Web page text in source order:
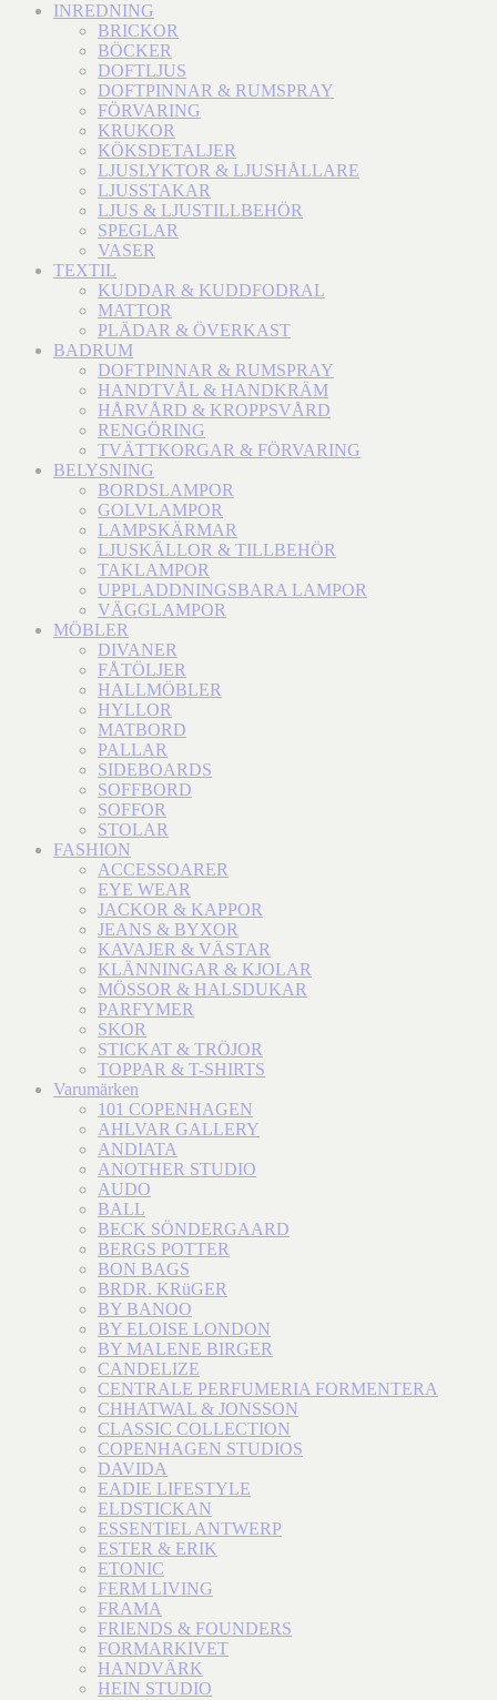
INREDNING
BRICKOR
BÖCKER
DOFTLJUS
DOFTPINNAR & RUMSPRAY
FÖRVARING
KRUKOR
KÖKSDETALJER
LJUSLYKTOR & LJUSHÅLLARE
LJUSSTAKAR
LJUS & LJUSTILLBEHÖR
SPEGLAR
VASER
TEXTIL
KUDDAR & KUDDFODRAL
MATTOR
PLÄDAR & ÖVERKAST
BADRUM
DOFTPINNAR & RUMSPRAY
HANDTVÅL & HANDKRÄM
HÅRVÅRD & KROPPSVÅRD
RENGÖRING
TVÄTTKORGAR & FÖRVARING
BELYSNING
BORDSLAMPOR
GOLVLAMPOR
LAMPSKÄRMAR
LJUSKÄLLOR & TILLBEHÖR
TAKLAMPOR
UPPLADDNINGSBARA LAMPOR
VÄGGLAMPOR
MÖBLER
DIVANER
FÅTÖLJER
HALLMÖBLER
HYLLOR
MATBORD
PALLAR
SIDEBOARDS
SOFFBORD
SOFFOR
STOLAR
FASHION
ACCESSOARER
EYE WEAR
JACKOR & KAPPOR
JEANS & BYXOR
KAVAJER & VÄSTAR
KLÄNNINGAR & KJOLAR
MÖSSOR & HALSDUKAR
PARFYMER
SKOR
STICKAT & TRÖJOR
TOPPAR & T-SHIRTS
Varumärken
101 COPENHAGEN
AHLVAR GALLERY
ANDIATA
ANOTHER STUDIO
AUDO
BALL
BECK SÖNDERGAARD
BERGS POTTER
BON BAGS
BRDR. KRüGER
BY BANOO
BY ELOISE LONDON
BY MALENE BIRGER
CANDELIZE
CENTRALE PERFUMERIA FORMENTERA
CHHATWAL & JONSSON
CLASSIC COLLECTION
COPENHAGEN STUDIOS
DAVIDA
EADIE LIFESTYLE
ELDSTICKAN
ESSENTIEL ANTWERP
ESTER & ERIK
ETONIC
FERM LIVING
FRAMA
FRIENDS & FOUNDERS
FORMARKIVET
HANDVÄRK
HEIN STUDIO